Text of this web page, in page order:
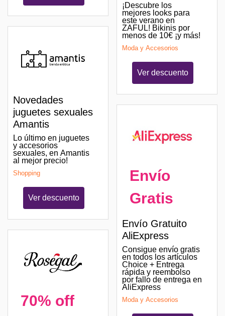
Novedades
juguetes sexuales
Amantis
Lo último en juguetes
y accesorios
sexuales, en Amantis
al mejor precio!
Shopping
Ver descuento
70% off
¡Descubre los
mejores looks para
este verano en
ZAFUL! Bikinis por
menos de 10€ ¡y más!
Moda y Accesorios
Ver descuento
Envío
Gratis
Envío Gratuito
AliExpress
Consigue envío gratis
en todos los artículos
Choice + Entrega
rápida y reembolso
por fallo de entrega en
AliExpress
Moda y Accesorios